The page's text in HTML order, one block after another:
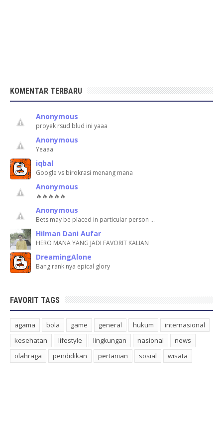
KOMENTAR TERBARU
Anonymous
proyek rsud blud ini yaaa
Anonymous
Yeaaa
iqbal
Google vs birokrasi menang mana
Anonymous
🔥🔥🔥🔥🔥
Anonymous
Bets may be placed in particular person …
Hilman Dani Aufar
HERO MANA YANG JADI FAVORIT KALIAN
DreamingAlone
Bang rank nya epical glory
FAVORIT TAGS
agama bola game general hukum
internasional
kesehatan
lifestyle lingkungan nasional
news
olahraga
pendidikan pertanian sosial wisata